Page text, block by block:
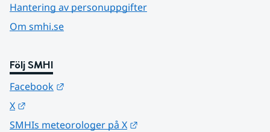
Hantering av personuppgifter
Om smhi.se
Följ SMHI
Facebook
X
SMHIs meteorologer på X